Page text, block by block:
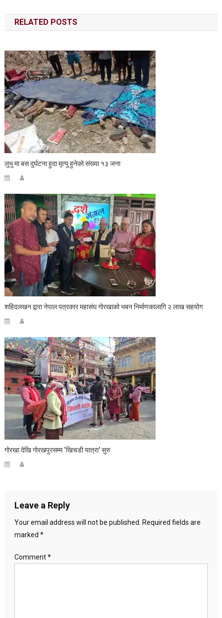
navigation
RELATED POSTS
लुभु मा बस दुर्घटना हुदा मृत्यु हुनेको संख्या १३ जना
शहिदलखन द्वारा नेपाल पत्रकार महासंघ गोरखाको भबन निर्माणकालागि २ लाख सहयोग
गोरखा देखि गोरखपुरसम्म ‘खिचडी यात्रा’ सुरु
Leave a Reply
Your email address will not be published.
Required fields are
marked *
Comment*